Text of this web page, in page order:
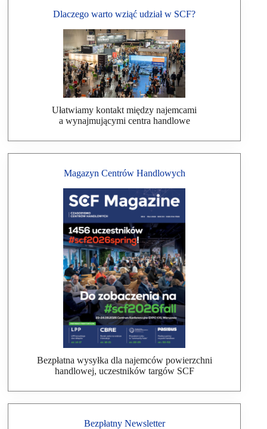
Dlaczego warto wziąć udział w SCF?
Ułatwiamy kontakt między najemcami
a wynajmującymi centra handlowe
Magazyn Centrów Handlowych
Bezpłatna wysyłka dla najemców powierzchni
handlowej, uczestników targów SCF
Bezpłatny Newsletter